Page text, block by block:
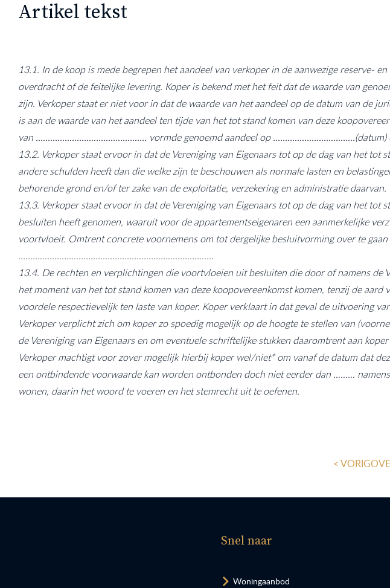
Artikel tekst
13.1. In de koop is mede begrepen het aandeel van verkoper in de aanwezige reserve-
overdracht of de feitelijke levering. Koper is bekend met het feit dat de waarde van
zijn. Verkoper staat er niet voor in dat de waarde van het aandeel op de datum van de
is aan de waarde van het aandeel ten tijde van het tot stand komen van deze
van .............................................. vormde genoemd aandeel op
13.2. Verkoper staat ervoor in dat de Vereniging van Eigenaars tot op de dag van het tot
andere schulden heeft dan die welke zijn te beschouwen als normale lasten en
behorende grond en/of ter zake van de exploitatie, verzekering en administratie daarvan.
13.3. Verkoper staat ervoor in dat de Vereniging van Eigenaars tot op de dag van het tot
besluiten heeft genomen, waaruit voor de appartementseigenaren een aanmerkelijke
voortvloeit. Omtrent concrete voornemens om tot dergelijke besluitvorming over te
.................................................................................
13.4. De rechten en verplichtingen die voortvloeien uit besluiten die door of namens de
het moment van het tot stand komen van deze koopovereenkomst komen, tenzij de aard
voordele respectievelijk ten laste van koper. Koper verklaart in dat geval de uitvoering
Verkoper verplicht zich om koper zo spoedig mogelijk op de hoogte te stellen van
de Vereniging van Eigenaars en om eventuele schriftelijke stukken daaromtrent aan
Verkoper machtigt voor zover mogelijk hierbij koper wel/niet* om vanaf de datum dat
een ontbindende voorwaarde kan worden ontbonden doch niet eerder dan ………
wonen, daarin het woord te voeren en het stemrecht uit te oefenen.
< VORIG
Snel naar
Woningaanbod